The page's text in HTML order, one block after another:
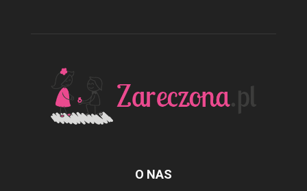
O NAS